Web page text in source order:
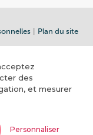
Plan du site
des
et mesurer
Personnaliser